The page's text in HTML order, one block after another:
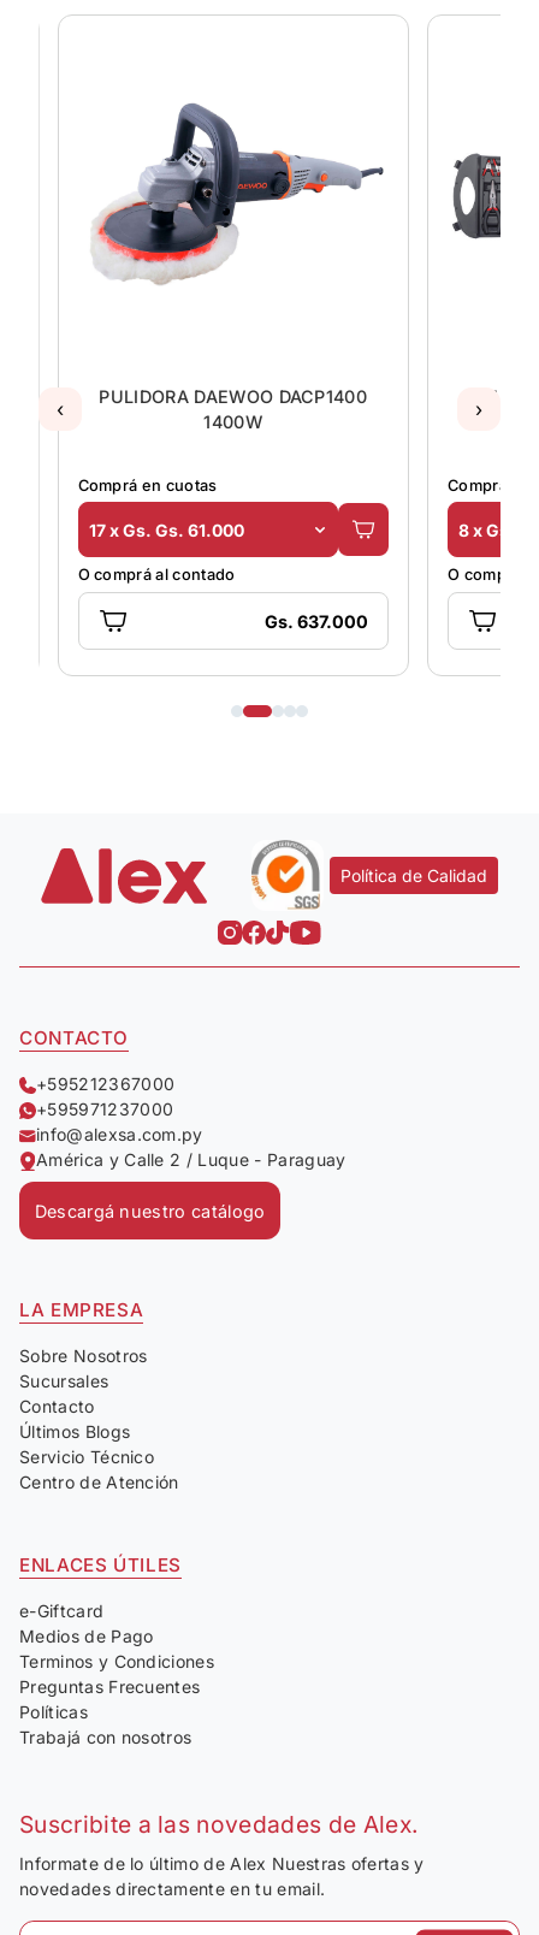
PULIDORA DAEWOO DACP1400
1400W
Comprá en cuotas
17 x Gs. Gs. 61.000
O comprá al contado
Gs. 637.000
KIT DE
Comprá en
8 x Gs.
O comprá
‹ ›
Política de Calidad
CONTACTO
+595212367000
+595971237000
info@alexsa.com.py
América y Calle 2 / Luque - Paraguay
Descargá nuestro catálogo
LA EMPRESA
Sobre Nosotros
Sucursales
Contacto
Últimos Blogs
Servicio Técnico
Centro de Atención
ENLACES ÚTILES
e-Giftcard
Medios de Pago
Terminos y Condiciones
Preguntas Frecuentes
Políticas
Trabajá con nosotros
Suscribite a las novedades de Alex.
Informate de lo último de Alex Nuestras ofertas y
novedades directamente en tu email.